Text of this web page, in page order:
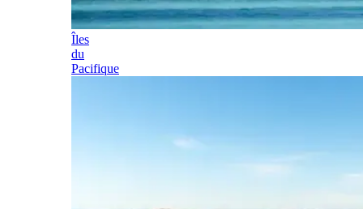
Îles
du
Pacifique